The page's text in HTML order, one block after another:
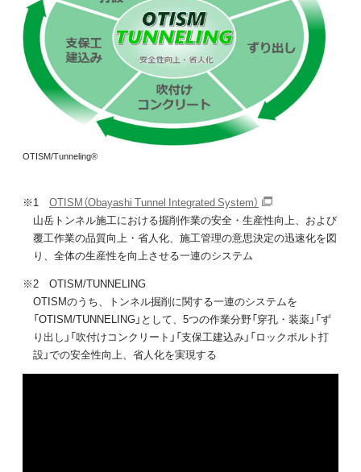
OTISM/Tunneling®
※1 OTISM（Obayashi Tunnel Integrated System）
山岳トンネル施工における掘削作業の安全・生産性向上、および
覆工作業の品質向上・省人化、施工管理の意思決定の迅速化を図
り、全体の生産性を向上させる一連のシステム
※2 OTISM/TUNNELING
OTISMのうち、トンネル掘削に関する一連のシステムを
「OTISM/TUNNELING」として、5つの作業分野「穿孔・装薬」「ず
り出し」「吹付けコンクリート」「支保工建込み」「ロックボルト打
設」での安全性向上、省人化を実現する